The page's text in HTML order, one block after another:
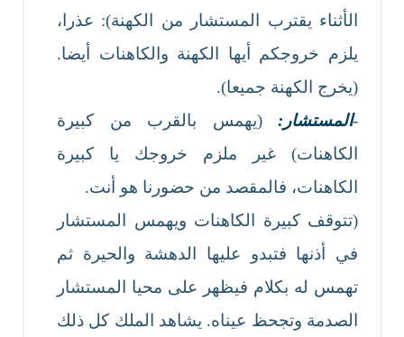
الأثناء يقترب المستشار من الكهنة): عذرا،
يلزم خروجكم أيها الكهنة والكاهنات أيضا.
(يخرج الكهنة جميعا).
-المستشار: (يهمس بالقرب من كبيرة
الكاهنات) غير ملزم خروجك يا كبيرة
الكاهنات، فالمقصد من حضورنا هو أنت.
(تتوقف كبيرة الكاهنات ويهمس المستشار
في أذنها فتبدو عليها الدهشة والحيرة ثم
تهمس له بكلام فيظهر على محيا المستشار
الصدمة وتجحظ عيناه. يشاهد الملك كل ذلك